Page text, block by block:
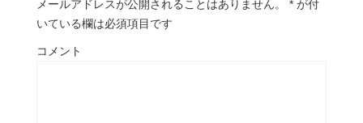
メールアドレスが公開されることはありません。 * が付
いている欄は必須項目です
コメント